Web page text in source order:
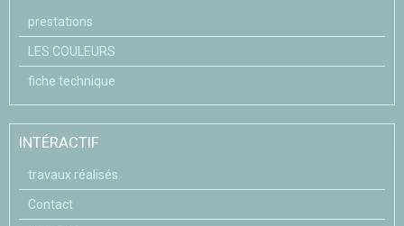
prestations
LES COULEURS
fiche technique
INTÉRACTIF
travaux réalisés
Contact